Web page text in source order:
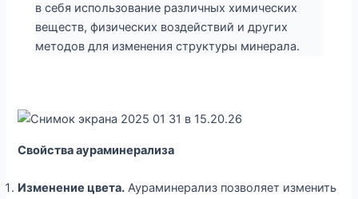
в себя использование различных химических
веществ, физических воздействий и других
методов для изменения структуры минерала.
Свойства аураминерализа
Изменение цвета. Аураминерализ позволяет изменить